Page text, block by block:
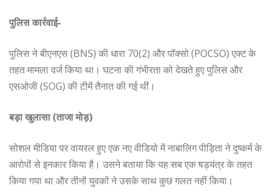
पुलिस कार्रवाई-
पुलिस ने बीएनएस (BNS) की धारा 70(2) और पॉक्सो (POCSO) एक्ट के
तहत मामला दर्ज किया था। घटना की गंभीरता को देखते हुए पुलिस और
एसओजी (SOG) की टीमें तैनात की गई थीं।
बड़ा खुलासा (ताजा मोड़)
सोशल मीडिया पर वायरल हुए एक नए वीडियो में नाबालिग पीड़िता ने दुष्कर्म के
आरोपों से इनकार किया है। उसने बताया कि यह सब एक षड्यंत्र के तहत
किया गया था और तीनों युवकों ने उसके साथ कुछ गलत नहीं किया।